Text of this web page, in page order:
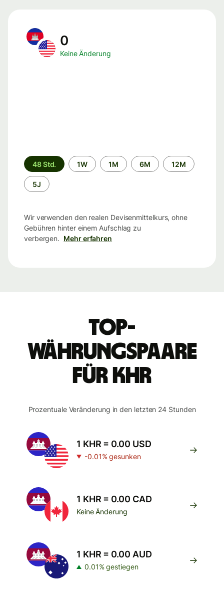
0
Keine Änderung
Zeitraum
48 Std. 1W 1M 6M 12M
5J
Wir verwenden den realen Devisenmittelkurs, ohne
Gebühren hinter einem Aufschlag zu
verbergen. Mehr erfahren
Top-
Währungspaare
für KHR
Prozentuale Veränderung in den letzten 24 Stunden
1 KHR = 0.00 USD
-0.01% gesunken
1 KHR = 0.00 CAD
Keine Änderung
1 KHR = 0.00 AUD
0.01% gestiegen